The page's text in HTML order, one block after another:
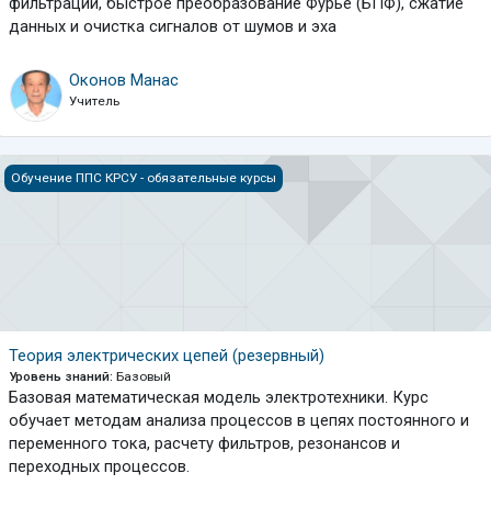
данных и очистка сигналов от шумов и эха
Оконов Манас
Учитель
Теория электрических цепей (резервный)
Обучение ППС КРСУ - обязательные курсы
Теория электрических цепей (резервный)
Уровень знаний: Базовый
Базовая математическая модель электротехники. Курс
обучает методам анализа процессов в цепях постоянного и
переменного тока, расчету фильтров, резонансов и
переходных процессов.